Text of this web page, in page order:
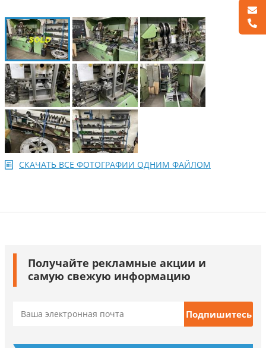
СКАЧАТЬ ВСЕ ФОТОГРАФИИ ОДНИМ ФАЙЛОМ
Получайте рекламные акции и
самую свежую информацию